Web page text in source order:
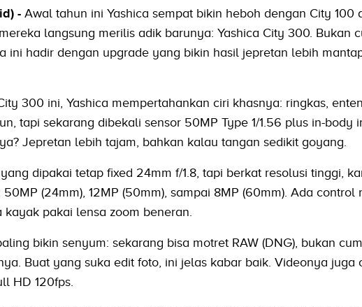
- Awal tahun ini Yashica sempat bikin heboh dengan City 100
langsung merilis adik barunya: Yashica City 300. Bukan
ini hadir dengan upgrade yang bikin hasil jepretan lebih
300 ini, Yashica mempertahankan ciri khasnya: ringkas,
tapi sekarang dibekali sensor 50MP Type 1/1.56 plus in-body
Jepretan lebih tajam, bahkan kalau tangan sedikit goyang.
dipakai tetap fixed 24mm f/1.8, tapi berkat resolusi tinggi,
50MP (24mm), 12MP (50mm), sampai 8MP (60mm). Ada control
kayak pakai lensa zoom beneran.
bikin senyum: sekarang bisa motret RAW (DNG), bukan
Buat yang suka edit foto, ini jelas kabar baik. Videonya juga
HD 120fps.